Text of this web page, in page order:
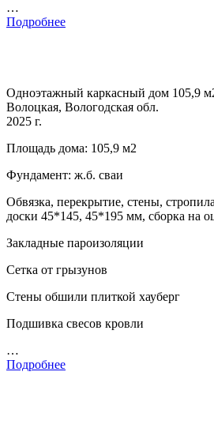
…
Подробнее
Одноэтажный каркасный дом 105,9
Волоцкая, Вологодская обл.
2025 г.
Площадь дома: 105,9 м2
Фундамент: ж.б. сваи
Обвязка, перекрытие, стены,
доски 45*145, 45*195 мм, сборка на
Закладные пароизоляции
Сетка от грызунов
Стены обшили плиткой хауберг
Подшивка свесов кровли
…
Подробнее